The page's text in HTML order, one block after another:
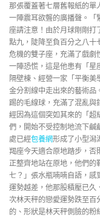
那張覆蓋著七層舊報紙的單
一陣震耳欲聾的廣播聲。「
座請注意！由於月球剛剛打
點九，陡降至負百分之八十
危機的雙子座，充滿了戲劇
一陣恐慌，這是他患有「星
隔壁棟、經營一家「平衡美
金分割線中走出來的藝術品
踢的毛線球，充滿了混亂與
經因為這個突如其來的「超
們，開始不受控制地流下鹹
處已經包養網形成了小型潟
羯座今天適合原地踏步，否
正整齊地站在原地，他們的
七？」張水瓶喃喃自語，感
運勢越差，他那股積壓已久
次林天秤的戀愛運勢跌至百
的、形狀是林天秤側臉的